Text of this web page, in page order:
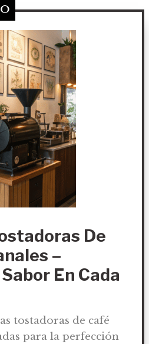
De
–
En Cada
tostadoras de café
para la perfección